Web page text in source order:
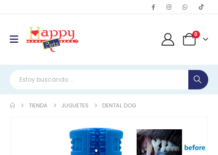
0
TIENDA JUGUETES DENTAL DOG